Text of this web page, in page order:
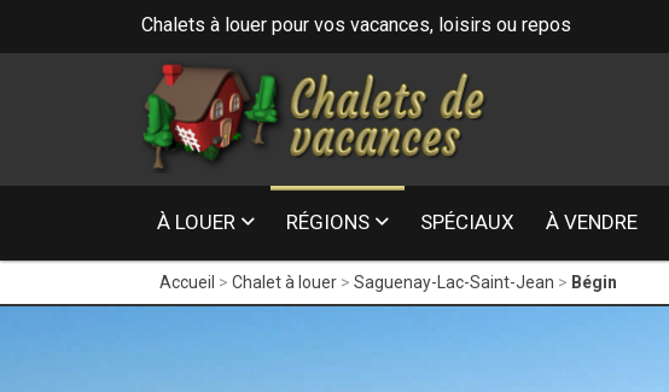
Chalets à louer pour vos vacances, loisirs ou repos
À LOUER RÉGIONS SPÉCIAUX À VENDRE
Accueil Chalet à louer Saguenay-Lac-Saint-Jean Bégin